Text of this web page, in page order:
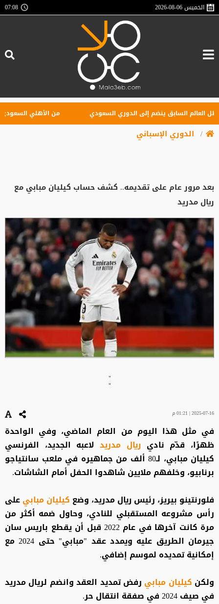
الخميس2026-08-06
07:08
السابق ينضم إلى الدوري السعودي من الأهلي السعودي
الدوري الإسباني
بعد مرور عام على تقديمه.. كشف حساب كيليان مبابي مع
ريال مدريد
"
"
2025-07-16 | 01:21 م
في مثل هذا اليوم من العام الماضي، وفي الواحدة
ظهرًا، قدّم نادي ريال مدريد لاعبه الجديد، الفرنسي
كيليان مبابي، لـ80 ألف من جماهيره في ملعب سانتياجو
برنابيو، وخلفهم ملايين شاهدوا الحفل أمام الشاشات.
فلورنتينو بيريز، رئيس ريال مدريد، وضع كيليان مبابيعلى
رأس مشروعه المستقبلي للنادي، وحاول ضمه أكثر من
مرة كانت آخرها في عام 2022 قبل أن يقطع باريس سان
جيرمان الطريق عليه ويمدد عقد "مبابي" حتى 2024 مع
إمكانية تمديده لموسم إضافي.
ولكن كيليان مبابي رفض تمديد العقد وانضم لريال مدريد
في صيف 2024 في صفقة انتقال حر.